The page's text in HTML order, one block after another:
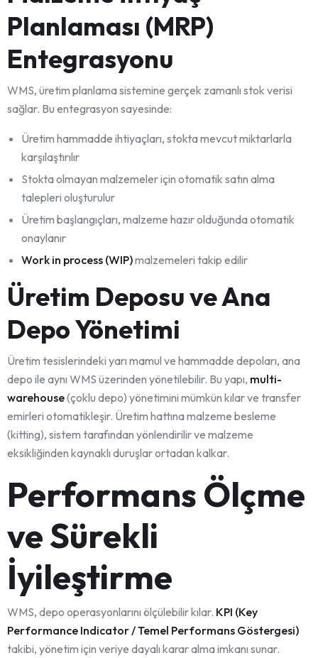
Planlaması (MRP)
Entegrasyonu
WMS, üretim planlama sistemine gerçek zamanlı stok verisi
sağlar. Bu entegrasyon sayesinde:
Üretim hammadde ihtiyaçları, stokta mevcut miktarlarla
karşılaştırılır
Stokta olmayan malzemeler için otomatik satın alma
talepleri oluşturulur
Üretim başlangıçları, malzeme hazır olduğunda otomatik
onaylanır
Work in process (WIP)malzemeleri takip edilir
Üretim Deposu ve Ana
Depo Yönetimi
Üretim tesislerindeki yarı mamul ve hammadde depoları, ana
depo ile aynı WMS üzerinden yönetilebilir. Bu yapı, multi-
warehouse(çoklu depo) yönetimini mümkün kılar ve transfer
emirleri otomatikleşir. Üretim hattına malzeme besleme
(kitting), sistem tarafından yönlendirilir ve malzeme
eksikliğinden kaynaklı duruşlar ortadan kalkar.
Performans Ölçme
ve Sürekli
İyileştirme
WMS, depo operasyonlarını ölçülebilir kılar. KPI (Key
Performance Indicator / Temel Performans Göstergesi)
takibi, yönetim için veriye dayalı karar alma imkanı sunar.